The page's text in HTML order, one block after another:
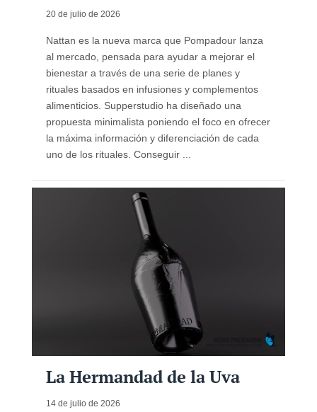
20 de julio de 2026
Nattan es la nueva marca que Pompadour lanza
al mercado, pensada para ayudar a mejorar el
bienestar a través de una serie de planes y
rituales basados en infusiones y complementos
alimenticios. Supperstudio ha diseñado una
propuesta minimalista poniendo el foco en ofrecer
la máxima información y diferenciación de cada
uno de los rituales. Conseguir ...
La Hermandad de la Uva
14 de julio de 2026